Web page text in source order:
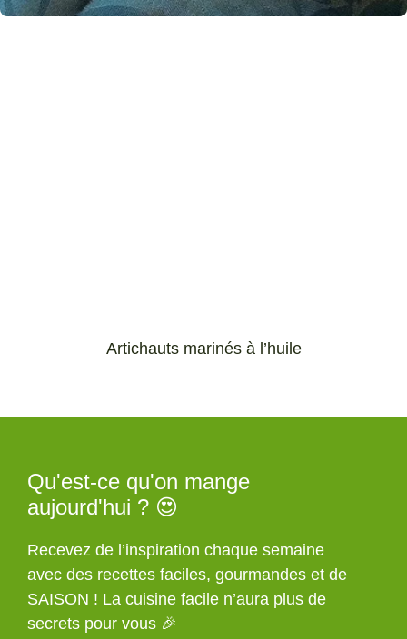
Artichauts marinés à l’huile
Qu'est-ce qu'on mange
aujourd'hui ? 😍
Recevez de l’inspiration chaque semaine
avec des recettes faciles, gourmandes et de
SAISON ! La cuisine facile n’aura plus de
secrets pour vous 🎉